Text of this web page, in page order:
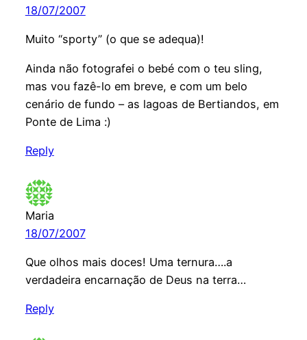
18/07/2007
Muito “sporty” (o que se adequa)!
Ainda não fotografei o bebé com o teu sling,
mas vou fazê-lo em breve, e com um belo
cenário de fundo – as lagoas de Bertiandos, em
Ponte de Lima :)
Reply
Maria
18/07/2007
Que olhos mais doces! Uma ternura….a
verdadeira encarnação de Deus na terra…
Reply